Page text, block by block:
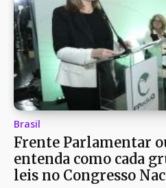
Brasil
Frente Parlamentar
entenda como cada
leis no Congresso